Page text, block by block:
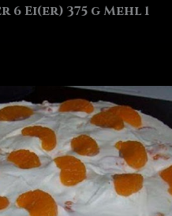
Ei(er) 375 g Mehl 1